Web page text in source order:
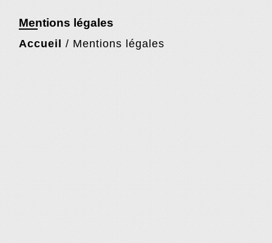
Mentions légales
Accueil / Mentions légales